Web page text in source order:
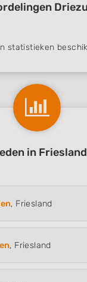
statistieken
in Friesland
, Friesland
, Friesland